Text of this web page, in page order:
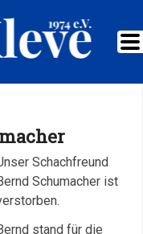
Schachfreund
Schumacher ist
stand für die